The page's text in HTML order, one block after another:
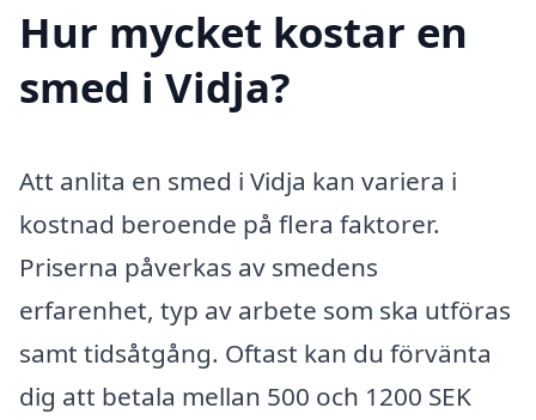
Hur mycket kostar en
smed i Vidja?
Att anlita en smed i Vidja kan variera i
kostnad beroende på flera faktorer.
Priserna påverkas av smedens
erfarenhet, typ av arbete som ska utföras
samt tidsåtgång. Oftast kan du förvänta
dig att betala mellan 500 och 1200 SEK